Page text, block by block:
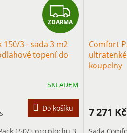
Z
D
M
A
ZDARMA
150/3 - sada 3 m2
topení do
SKLADEM
Do košíku
150/3 pro plochu 3
Comfort
koupelny
7 271 Kč
Sada